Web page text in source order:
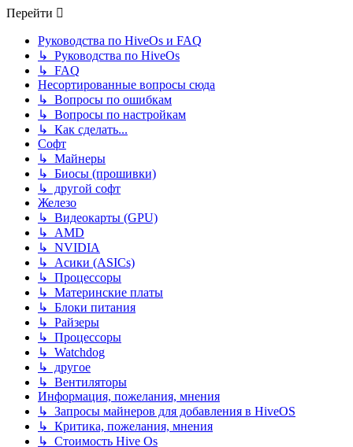
Перейти
Руководства по HiveOs и FAQ
↳ Руководства по HiveOs
↳ FAQ
Несортированные вопросы сюда
↳ Вопросы по ошибкам
↳ Вопросы по настройкам
↳ Как сделать...
Софт
↳ Майнеры
↳ Биосы (прошивки)
↳ другой софт
Железо
↳ Видеокарты (GPU)
↳ AMD
↳ NVIDIA
↳ Асики (ASICs)
↳ Процессоры
↳ Материнские платы
↳ Блоки питания
↳ Райзеры
↳ Процессоры
↳ Watchdog
↳ другое
↳ Вентиляторы
Информация, пожелания, мнения
↳ Запросы майнеров для добавления в HiveOS
↳ Критика, пожелания, мнения
↳ Стоимость Hive Os